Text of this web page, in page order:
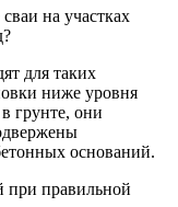
на участках
для таких
ниже уровня
грунте, они
оснований.
при правильной